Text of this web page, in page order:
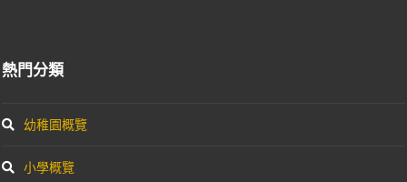
熱門分類
幼稚園概覽
小學概覽